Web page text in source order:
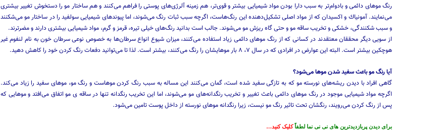
رنگ موهای دائمی و بادوام‌تر به سبب دارا بودن مواد شیمیایی بیشتر و قوی‌تر، هم زمینه آلرژی‌های پوستی را فراهم می‌كنند و هم ساختار مو را دستخوش تغییر بیشتری
می‌نمایند. آمونیاك و اكسیدان كه از مواد اصلی تشكیل‌دهنده این رنگ‌هاست، اگرچه سبب ثبات رنگ می‌شوند، اما پیوند‌های شیمیایی سولفید را در ساختار مو می‌شكنند
و سبب شكنندگی، خشكی و تخریب ساقه مو و حتی گاه ریزش مو می‌شوند. جالب است بدانید رنگ‌های خیلی تیره، قرمز و گرم، مواد شیمیایی بیشتری دارند و مضرترند.
از سویی دیگر محققان معتقدند در كسانی كه از رنگ مو‌های دائمی زیاد استفاده می‌كنند، میزان شیوع انواع سرطان‌ها به خصوص نوعی سرطان خون به نام لنفوم غیر
هوچكین بیشتر است. البته این عوارض در افرادی كه در سال ۷، ۸ بار موهایشان را رنگ می‌كنند، بیشتر است. لذا تا می‌توانید دفعات رنگ كردن خود را كاهش دهید.
آیا رنگ مو باعث سفید شدن موها می‌شود؟
گاهی افراد با دیدن ریشه‌های نورسته مو كه به تازگی سفید شده است، گمان می‌كنند این مساله به سبب رنگ كردن موهاست و رنگ مو، موهای سفید را زیاد می‌كند.
اگرچه مواد شیمیایی موجود در رنگ موهای دائمی باعث تغییر و تخریب رنگدانه‌های مو می‌شوند، اما این تخریب رنگدانه تنها در ساقه ی مو اتفاق می‌افتد و موهایی كه
پس از رنگ كردن می‌رویند، رنگشان تحت تاثیر رنگ مو نیست، زیرا رنگدانه موهای نورسته از داخل پوست تامین می‌شود.
برای دیدن پربازدیدترین های نی نی نما لطفاً کلیک کنید…